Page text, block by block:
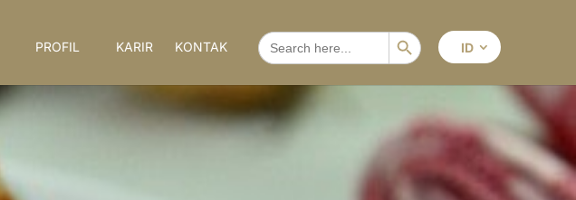
PROFIL KARIR KONTAK
SEARCH
FOR:
Search Button
ID